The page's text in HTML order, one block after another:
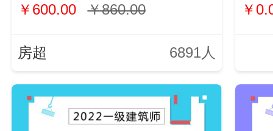
￥600.00 ￥860.00
房超 6891人
￥